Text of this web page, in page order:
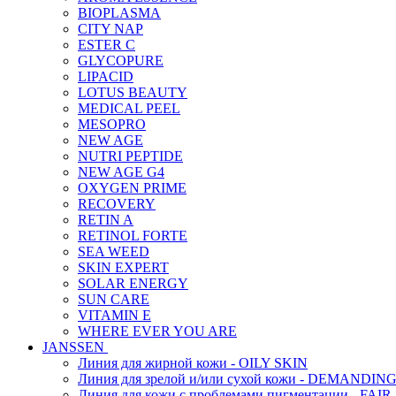
BIOPLASMA
CITY NAP
ESTER C
GLYCOPURE
LIPACID
LOTUS BEAUTY
MEDICAL PEEL
MESOPRO
NEW AGE
NUTRI PEPTIDE
NEW AGE G4
OXYGEN PRIME
RECOVERY
RETIN A
RETINOL FORTE
SEA WEED
SKIN EXPERT
SOLAR ENERGY
SUN CARE
VITAMIN E
WHERE EVER YOU ARE
JANSSEN
Линия для жирной кожи - OILY SKIN
Линия для зрелой и/или сухой кожи -